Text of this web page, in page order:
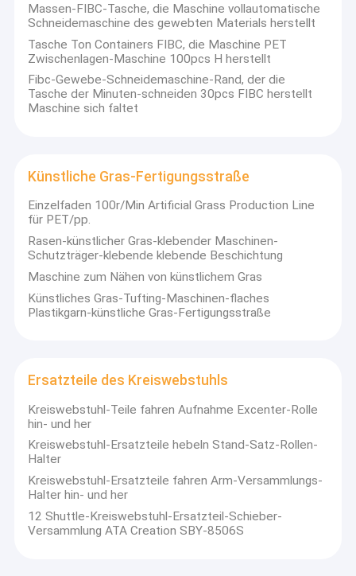
Haus
Produkte
Massen-FIBC-Tasche, die Maschine vollautomatische
Schneidemaschine des gewebten Materials herstellt
Tasche Ton Containers FIBC, die Maschine PET
Zwischenlagen-Maschine 100pcs H herstellt
Fibc-Gewebe-Schneidemaschine-Rand, der die
Tasche der Minuten-schneiden 30pcs FIBC herstellt
Maschine sich faltet
Künstliche Gras-Fertigungsstraße
Einzelfaden 100r/Min Artificial Grass Production Line
für PET/pp.
Rasen-künstlicher Gras-klebender Maschinen-
Schutzträger-klebende klebende Beschichtung
Maschine zum Nähen von künstlichem Gras
Künstliches Gras-Tufting-Maschinen-flaches
Plastikgarn-künstliche Gras-Fertigungsstraße
Ersatzteile des Kreiswebstuhls
Kreiswebstuhl-Teile fahren Aufnahme Excenter-Rolle
hin- und her
Kreiswebstuhl-Ersatzteile hebeln Stand-Satz-Rollen-
Halter
Kreiswebstuhl-Ersatzteile fahren Arm-Versammlungs-
Halter hin- und her
12 Shuttle-Kreiswebstuhl-Ersatzteil-Schieber-
Versammlung ATA Creation SBY-8506S
Unsere Firma ist ein professioneller Hersteller und Exporteur mit